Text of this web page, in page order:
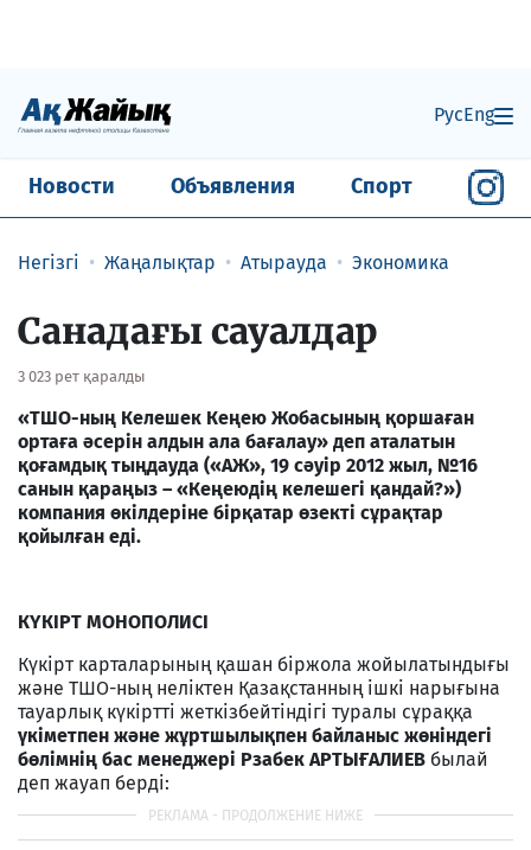
РусEng
Новости Объявления Спорт
Негізгі Жаңалықтар Атырауда Экономика
Санадағы сауалдар
3 023 рет қаралды
«ТШО-ның Келешек Кеңею Жобасының қоршаған
ортаға әсерін алдын ала бағалау» деп аталатын
қоғамдық тыңдауда («АЖ», 19 сәуір 2012 жыл, №16
санын қараңыз – «Кеңеюдің келешегі қандай?»)
компания өкілдеріне бірқатар өзекті сұрақтар
қойылған еді.
КҮКІРТ МОНОПОЛИСІ
Күкірт карталарының қашан біржола жойылатындығы
және ТШО-ның неліктен Қазақстанның ішкі нарығына
тауарлық күкіртті жеткізбейтіндігі туралы сұраққа
үкіметпен және жұртшылықпен байланыс жөніндегі
бөлімнің бас менеджері Рзабек АРТЫҒАЛИЕВ былай
деп жауап берді: